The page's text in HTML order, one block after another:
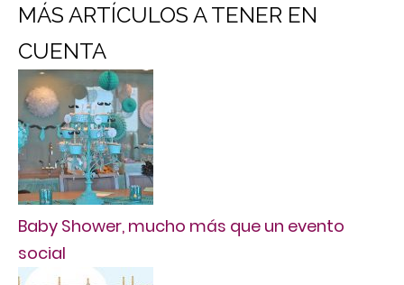
MÁS ARTÍCULOS A TENER EN
CUENTA
Baby Shower, mucho más que un evento
social